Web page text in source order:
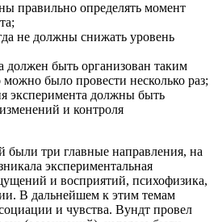
правильно определять момент
не должны снижать уровень
должен быть организован таким
было провести несколько раз;
эксперимента должны быть
и контроля
были три главные направления, на
экспериментальная
и восприятий, психофизика,
В дальнейшем к этим темам
и чувства. Вундт провел